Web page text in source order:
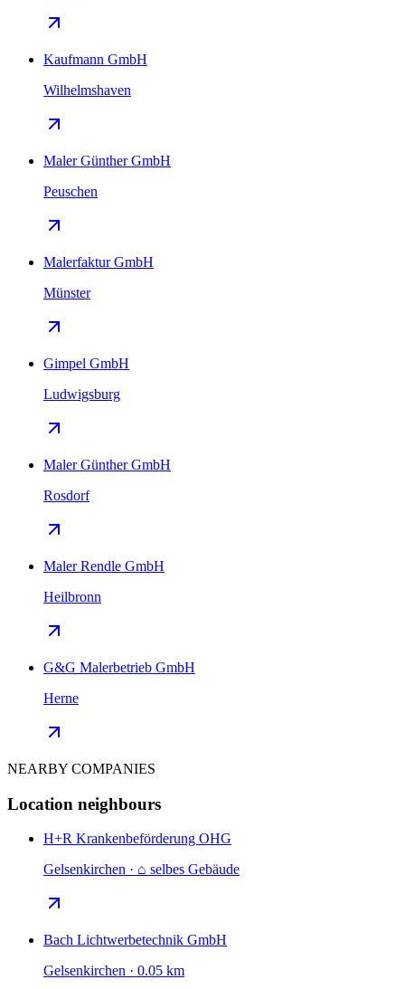
Kaufmann GmbH
Wilhelmshaven
Maler Günther GmbH
Peuschen
Malerfaktur GmbH
Münster
Gimpel GmbH
Ludwigsburg
Maler Günther GmbH
Rosdorf
Maler Rendle GmbH
Heilbronn
G&G Malerbetrieb GmbH
Herne
NEARBY COMPANIES
Location neighbours
H+R Krankenbeförderung OHG
Gelsenkirchen · ⌂ selbes Gebäude
Bach Lichtwerbetechnik GmbH
Gelsenkirchen · 0.05 km